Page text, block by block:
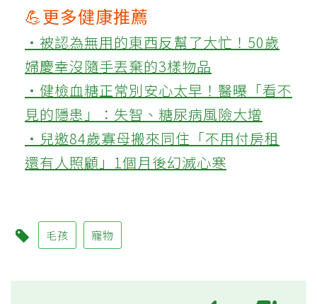
💪更多健康推薦
‧被認為無用的東西反幫了大忙！50歲
婦慶幸沒隨手丟棄的3樣物品
‧健檢血糖正常別安心太早！醫曝「看不
見的隱患」：失智、糖尿病風險大增
‧兒邀84歲寡母搬來同住「不用付房租
還有人照顧」1個月後幻滅心寒
毛孩 寵物